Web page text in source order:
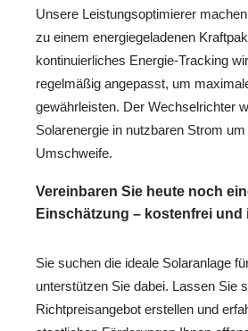
Unsere Leistungsoptimierer
zu einem energiegeladenen
kontinuierliches Energie-Tracking
regelmäßig angepasst, um
gewährleisten. Der Wechselrichter
Solarenergie in nutzbaren Strom
Umschweife.
Vereinbaren Sie heute noch
Einschätzung – kostenfrei und
Sie suchen die ideale Solaranlage
unterstützen Sie dabei. Lassen Sie
Richtpreisangebot erstellen und